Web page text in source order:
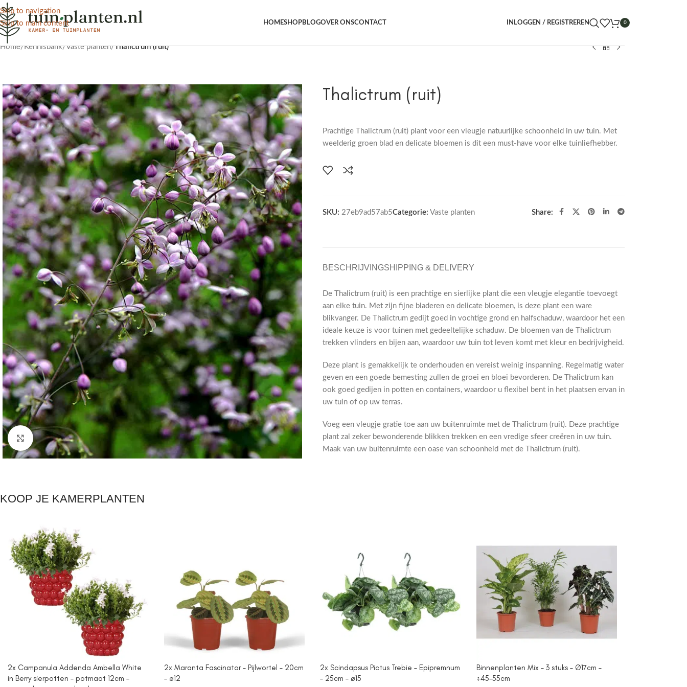
Skip to navigation
Skip to main content
HOMESHOPBLOGOVER ONSCONTACT INLOGGEN / REGISTREREN 0
Home/Kennisbank/Vaste planten/Thalictrum (ruit)
Click to enlarge
Thalictrum (ruit)
Prachtige Thalictrum (ruit) plant voor een vleugje natuurlijke schoonheid in uw tuin. Met
weelderig groen blad en delicate bloemen is dit een must-have voor elke tuinliefhebber.
SKU: 27eb9ad57ab5Categorie: Vaste planten Share:
BESCHRIJVINGSHIPPING & DELIVERY
De Thalictrum (ruit) is een prachtige en sierlijke plant die een vleugje elegantie toevoegt
aan elke tuin. Met zijn fijne bladeren en delicate bloemen, is deze plant een ware
blikvanger. De Thalictrum gedijt goed in vochtige grond en halfschaduw, waardoor het een
ideale keuze is voor tuinen met gedeeltelijke schaduw. De bloemen van de Thalictrum
trekken vlinders en bijen aan, waardoor uw tuin tot leven komt met kleur en bedrijvigheid.
Deze plant is gemakkelijk te onderhouden en vereist weinig inspanning. Regelmatig water
geven en een goede bemesting zullen de groei en bloei bevorderen. De Thalictrum kan
ook goed gedijen in potten en containers, waardoor u flexibel bent in het plaatsen ervan in
uw tuin of op uw terras.
Voeg een vleugje gratie toe aan uw buitenruimte met de Thalictrum (ruit). Deze prachtige
plant zal zeker bewonderende blikken trekken en een vredige sfeer creëren in uw tuin.
Maak van uw buitenruimte een oase van schoonheid met de Thalictrum (ruit).
KOOP JE KAMERPLANTEN
2x Campanula Addenda Ambella White
in Berry sierpotten – potmaat 12cm –
2x Maranta Fascinator – Pijlwortel – 20cm
– ø12
2x Scindapsus Pictus Trebie – Epipremnum
– 25cm – ø15
Binnenplanten Mix – 3 stuks – Ø17cm –
↕45-55cm